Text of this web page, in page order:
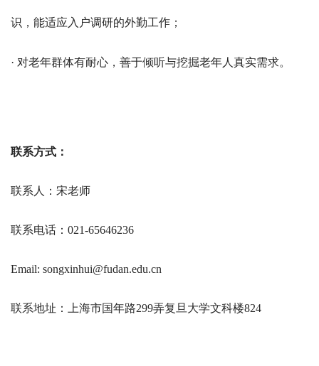
识，能适应入户调研的外勤工作；
· 对老年群体有耐心，善于倾听与挖掘老年人真实需求。
联系方式：
联系人：宋老师
联系电话：021-65646236
Email: songxinhui@fudan.edu.cn
联系地址：上海市国年路299弄复旦大学文科楼824